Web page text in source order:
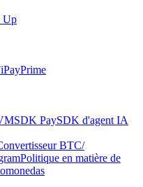
Up
PayPrime
SDK PaySDK d'agent IA
BTC/
Politique en matière de